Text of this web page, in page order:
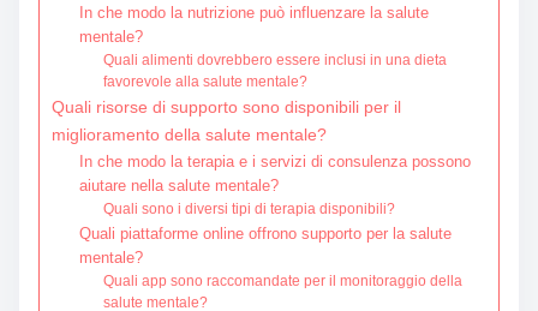
In che modo la nutrizione può influenzare la salute
mentale?
Quali alimenti dovrebbero essere inclusi in una dieta
favorevole alla salute mentale?
Quali risorse di supporto sono disponibili per il
miglioramento della salute mentale?
In che modo la terapia e i servizi di consulenza possono
aiutare nella salute mentale?
Quali sono i diversi tipi di terapia disponibili?
Quali piattaforme online offrono supporto per la salute
mentale?
Quali app sono raccomandate per il monitoraggio della
salute mentale?